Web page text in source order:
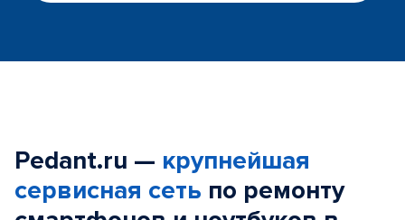
Pedant.ru — крупнейшая
сервисная сеть по ремонту